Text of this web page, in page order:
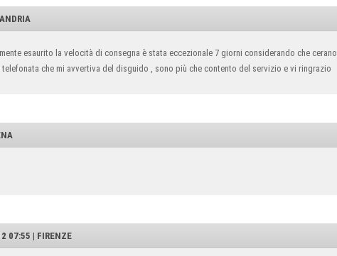
esaurito la velocità di consegna è stata eccezionale 7 giorni considerando che cerano
che mi avvertiva del disguido , sono più che contento del servizio e vi ringrazio
07:55 | FIRENZE